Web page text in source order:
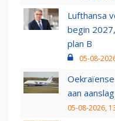
Lufthansa
begin
plan B
05-08-
aan
05-08-2026,